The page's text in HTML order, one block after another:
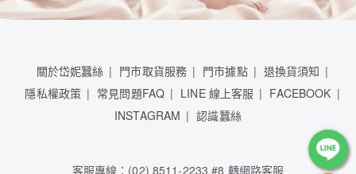
關於岱妮蠶絲 門市取貨服務 門市據點
退換貨須知
隱私權政策
常見問題FAQ LINE 線上客服
FACEBOOK
INSTAGRAM
認識蠶絲
客服專線：(02) 8511-2233 #8 轉網路客服